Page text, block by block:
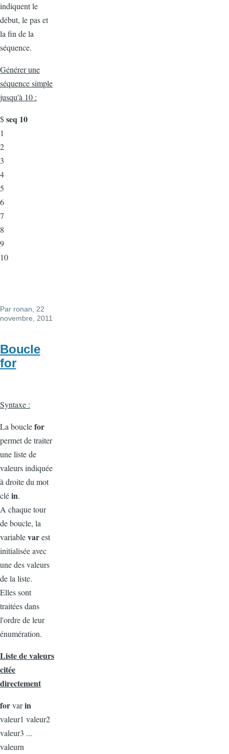
indiquent le
début, le pas et
la fin de la
séquence.
Générer une
séquence simple
jusqu'à 10 :
$seq 10
1
2
3
4
5
6
7
8
9
10
Par ronan , 22
novembre, 2011
Boucle
for
Syntaxe :
La bouclefor
permet de traiter
une liste de
valeurs indiquée
à droite du mot
cléin.
A chaque tour
de boucle, la
variablevarest
initialisée avec
une des valeurs
de la liste.
Elles sont
traitées dans
l'ordre de leur
énumération.
Liste de valeurs
citée
directement
forvarin
valeur1 valeur2
valeur3 ...
valeurn